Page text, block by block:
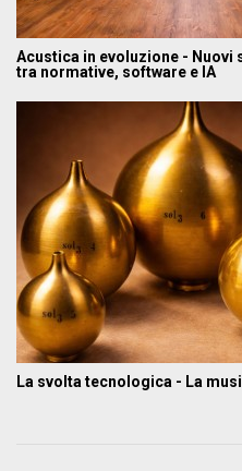
Acustica in evoluzione - Nuovi
tra normative, software e IA
La svolta tecnologica - La